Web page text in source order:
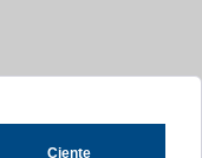
Ciente